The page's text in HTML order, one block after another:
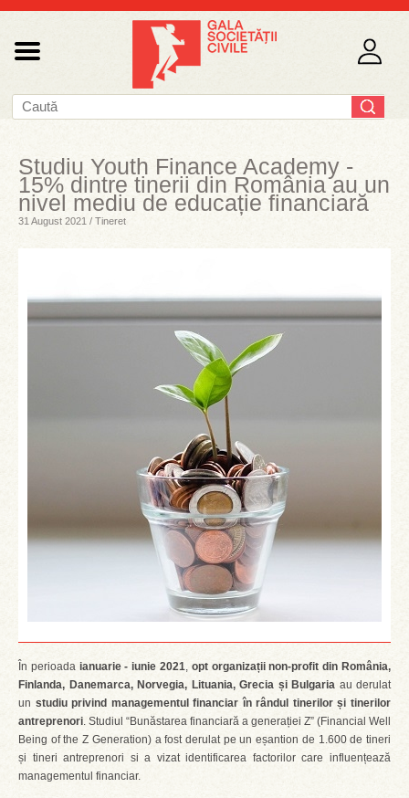
Studiu Youth Finance Academy -
15% dintre tinerii din România au un
nivel mediu de educație financiară
31 August 2021 / Tineret
În perioadaianuarie - iunie 2021, opt organizații non-profit din România,
Finlanda, Danemarca, Norvegia, Lituania, Grecia și Bulgaria au derulat
un studiu privind managementul financiar în rândul tinerilor și tinerilor
antreprenori. Studiul “Bunăstarea financiară a generației Z” (Financial Well
Being of the Z Generation) a fost derulat pe un eșantion de 1.600 de tineri
și tineri antreprenori si a vizat identificarea factorilor care influențează
managementul financiar.